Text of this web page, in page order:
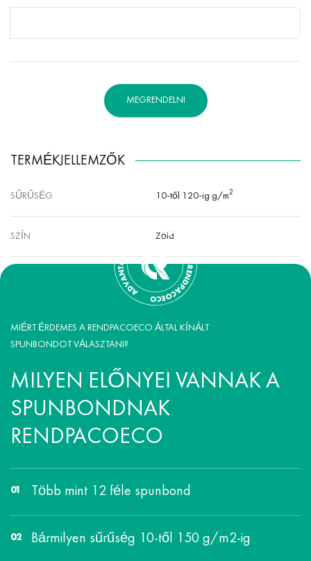
MEGRENDELNI
TERMÉKJELLEMZŐK
SŰRŰSÉG 10-től 120-ig g/m2
SZÍN Zöld
MIÉRT ÉRDEMES A RENDPACOECO ÁLTAL KÍNÁLT
SPUNBONDOT VÁLASZTANI?
MILYEN ELŐNYEI VANNAK A
SPUNBONDNAK
RENDPACOECO
Több mint 12 féle spunbond
Bármilyen sűrűség 10-től 150 g/m2-ig